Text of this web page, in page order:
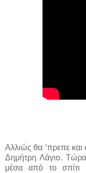
Αλλιώς θα ’πρεπε και
Δημήτρη Λάγιο.
μέσα από το σπίτι